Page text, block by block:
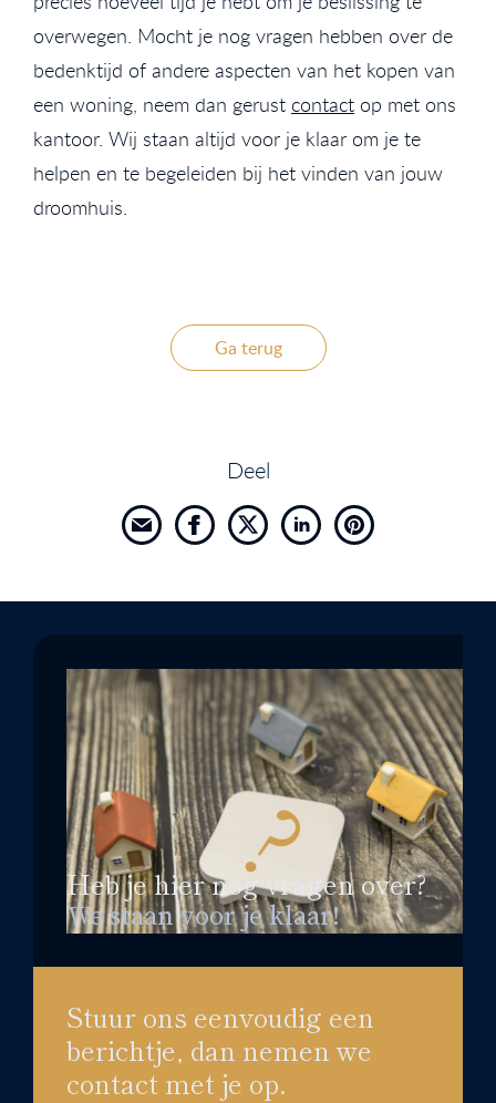
overwegen. Mocht je nog vragen hebben over de
bedenktijd of andere aspecten van het kopen van
een woning, neem dan gerust contact op met ons
kantoor. Wij staan altijd voor je klaar om je te
helpen en te begeleiden bij het vinden van jouw
droomhuis.
Ga terug
Deel
Heb je hier nog vragen over?
We staan voor je klaar!
Stuur ons eenvoudig een
berichtje, dan nemen we
contact met je op.